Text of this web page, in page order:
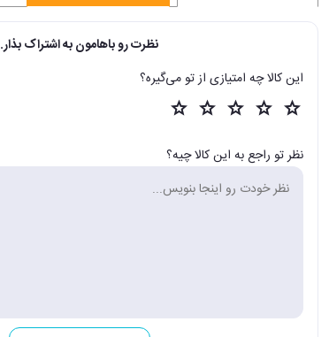
نظرت رو باهامون به اشتراک بذار.
این کالا چه امتیازی از تو می‌گیره؟
نظر تو راجع به این کالا چیه؟